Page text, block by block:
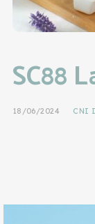
SC88
18/06/2024 CNI